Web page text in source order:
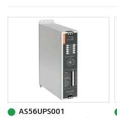
AS56UPS001